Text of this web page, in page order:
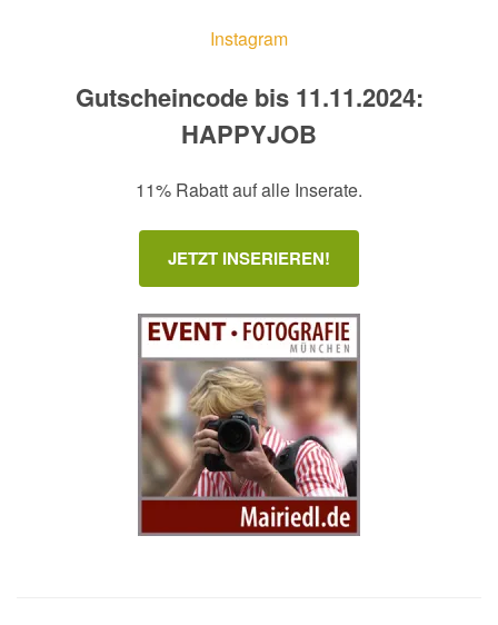
Instagram
Gutscheincode bis 11.11.2024:
HAPPYJOB
11% Rabatt auf alle Inserate.
JETZT INSERIEREN!